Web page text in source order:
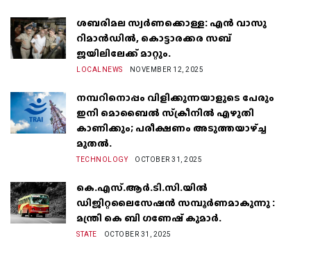
ശബരിമല സ്വർണക്കൊള്ള: എൻ വാസു
റിമാൻഡിൽ, കൊട്ടാരക്കര സബ്
ജയിലിലേക്ക് മാറ്റും.
LOCALNEWS NOVEMBER 12, 2025
നമ്പറിനൊപ്പം വിളിക്കുന്നയാളുടെ പേരും
ഇനി മൊബൈൽ സ്‌ക്രീനില്‍ എഴുതി
കാണിക്കും; പരീക്ഷണം അടുത്തയാഴ്‌ച്ച
മുതല്‍.
TECHNOLOGY OCTOBER 31, 2025
കെ.എസ്.ആർ.ടി.സി.യിൽ
ഡിജിറ്റലൈസേഷൻ സമ്പൂർണമാകുന്നു :
മന്ത്രി കെ ബി ഗണേഷ് കുമാർ.
STATE OCTOBER 31, 2025